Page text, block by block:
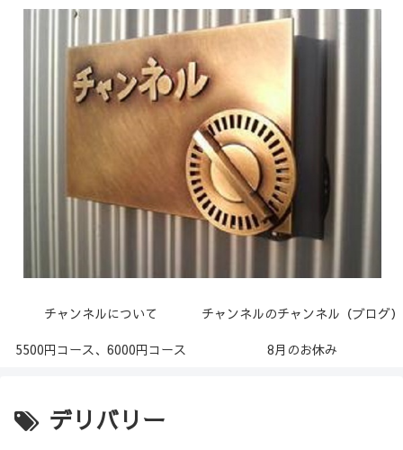
チャンネルについて
チャンネルのチャンネル（ブログ）
5500円コース、6000円コース
8月のお休み
デリバリー